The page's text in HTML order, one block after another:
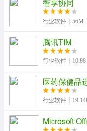
智享协同
行业软件 56M
腾讯TIM
行业软件
医药保健品
行业软件
Microsoft